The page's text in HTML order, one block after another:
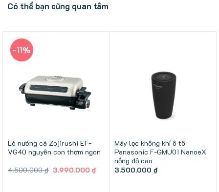
Có thể bạn cũng quan tâm
-11%
Lò nướng cá Zojirushi EF-
VG40 nguyên con thơm ngon
4.500.000₫ Giá
3.990.000₫
Máy lọc không khí ô tô
Panasonic F-GMU01 NanoeX
nồng độ cao
3.500.000 ₫